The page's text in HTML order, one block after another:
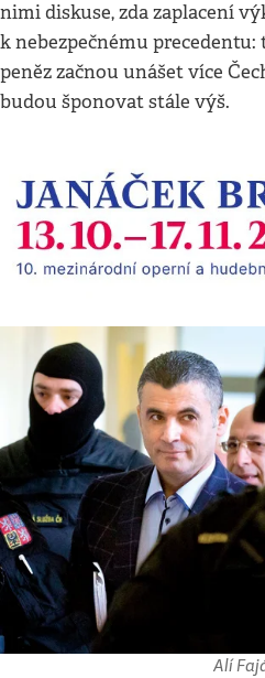
nimi diskuse, zda zaplacení
k nebezpečnému
peněz začnou unášet více
budou šponovat stále výš.
Alí